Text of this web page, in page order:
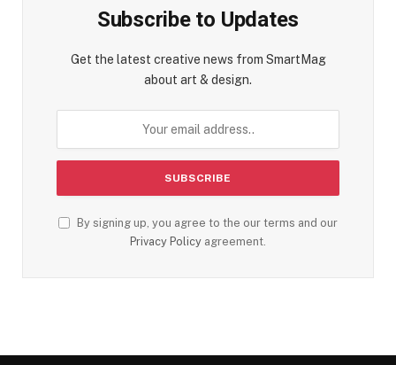
Subscribe to Updates
Get the latest creative news from SmartMag
about art & design.
By signing up, you agree to the our terms and our
Privacy Policy agreement.